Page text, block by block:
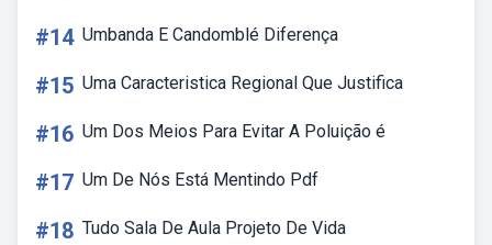
#14 Umbanda E Candomblé Diferença
#15 Uma Caracteristica Regional Que Justifica
#16 Um Dos Meios Para Evitar A Poluição é
#17 Um De Nós Está Mentindo Pdf
#18 Tudo Sala De Aula Projeto De Vida